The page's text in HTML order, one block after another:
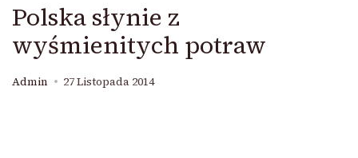
Polska słynie z
wyśmienitych potraw
Admin 27 Listopada 2014